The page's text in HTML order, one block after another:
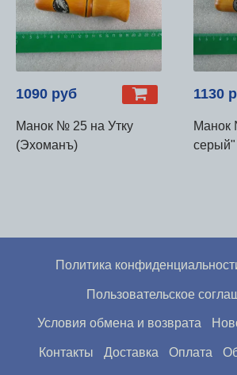
1090 руб
Манок № 25 на Утку
(Эхоманъ)
1130
Манок
Политика
Пользовательское
Условия обмена и возврата
Контакты Доставка Оплата